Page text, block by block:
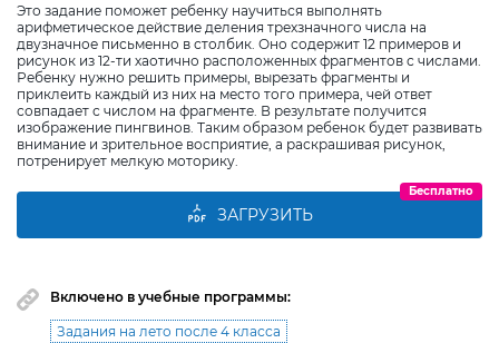
Это задание поможет ребенку научиться выполнять
арифметическое действие деления трехзначного числа на
двузначное письменно в столбик. Оно содержит 12 примеров и
рисунок из 12-ти хаотично расположенных фрагментов с числами.
Ребенку нужно решить примеры, вырезать фрагменты и
приклеить каждый из них на место того примера, чей ответ
совпадает с числом на фрагменте. В результате получится
изображение пингвинов. Таким образом ребенок будет развивать
внимание и зрительное восприятие, а раскрашивая рисунок,
потренирует мелкую моторику.
ЗАГРУЗИТЬ
Бесплатно
Включено в учебные программы:
Задания на лето после 4 класса